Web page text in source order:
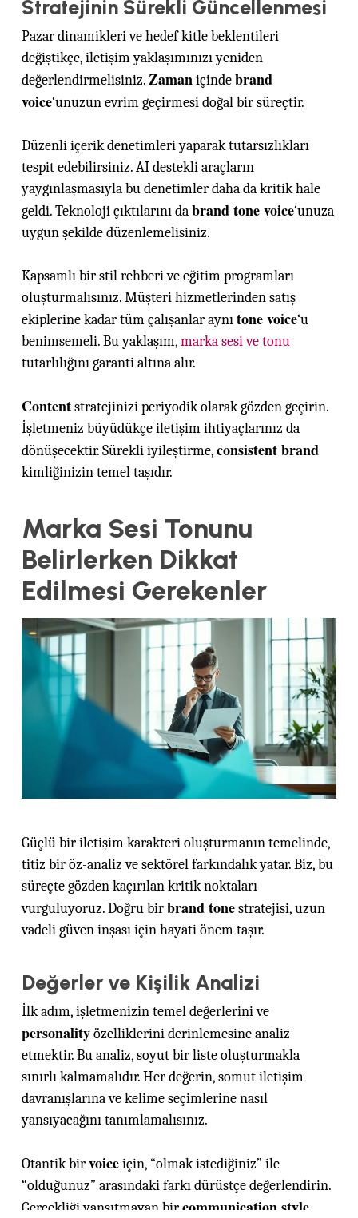
Stratejinin Sürekli Güncellenmesi
Pazar dinamikleri ve hedef kitle beklentileri
değiştikçe, iletişim yaklaşımınızı yeniden
değerlendirmelisiniz.Zamaniçindebrand
voice‘unuzun evrim geçirmesi doğal bir süreçtir.
Düzenli içerik denetimleri yaparak tutarsızlıkları
tespit edebilirsiniz. AI destekli araçların
yaygınlaşmasıyla bu denetimler daha da kritik hale
geldi. Teknoloji çıktılarını dabrand tone voice‘unuza
uygun şekilde düzenlemelisiniz.
Kapsamlı bir stil rehberi ve eğitim programları
oluşturmalısınız. Müşteri hizmetlerinden satış
ekiplerine kadar tüm çalışanlar aynıtone voice‘u
benimsemeli. Bu yaklaşım,marka sesi ve tonu
tutarlılığını garanti altına alır.
Contentstratejinizi periyodik olarak gözden geçirin.
İşletmeniz büyüdükçe iletişim ihtiyaçlarınız da
dönüşecektir. Sürekli iyileştirme,consistent brand
kimliğinizin temel taşıdır.
Marka Sesi Tonunu
Belirlerken Dikkat
Edilmesi Gerekenler
Güçlü bir iletişim karakteri oluşturmanın temelinde,
titiz bir öz-analiz ve sektörel farkındalık yatar. Biz, bu
süreçte gözden kaçırılan kritik noktaları
vurguluyoruz. Doğru birbrand tonestratejisi, uzun
vadeli güven inşası için hayati önem taşır.
Değerler ve Kişilik Analizi
İlk adım, işletmenizin temel değerlerini ve
personalityözelliklerini derinlemesine analiz
etmektir. Bu analiz, soyut bir liste oluşturmakla
sınırlı kalmamalıdır. Her değerin, somut iletişim
davranışlarına ve kelime seçimlerine nasıl
yansıyacağını tanımlamalısınız.
Otantik birvoiceiçin, “olmak istediğiniz” ile
“olduğunuz” arasındaki farkı dürüstçe değerlendirin.
Gerçekliği yansıtmayan bircommunication style,